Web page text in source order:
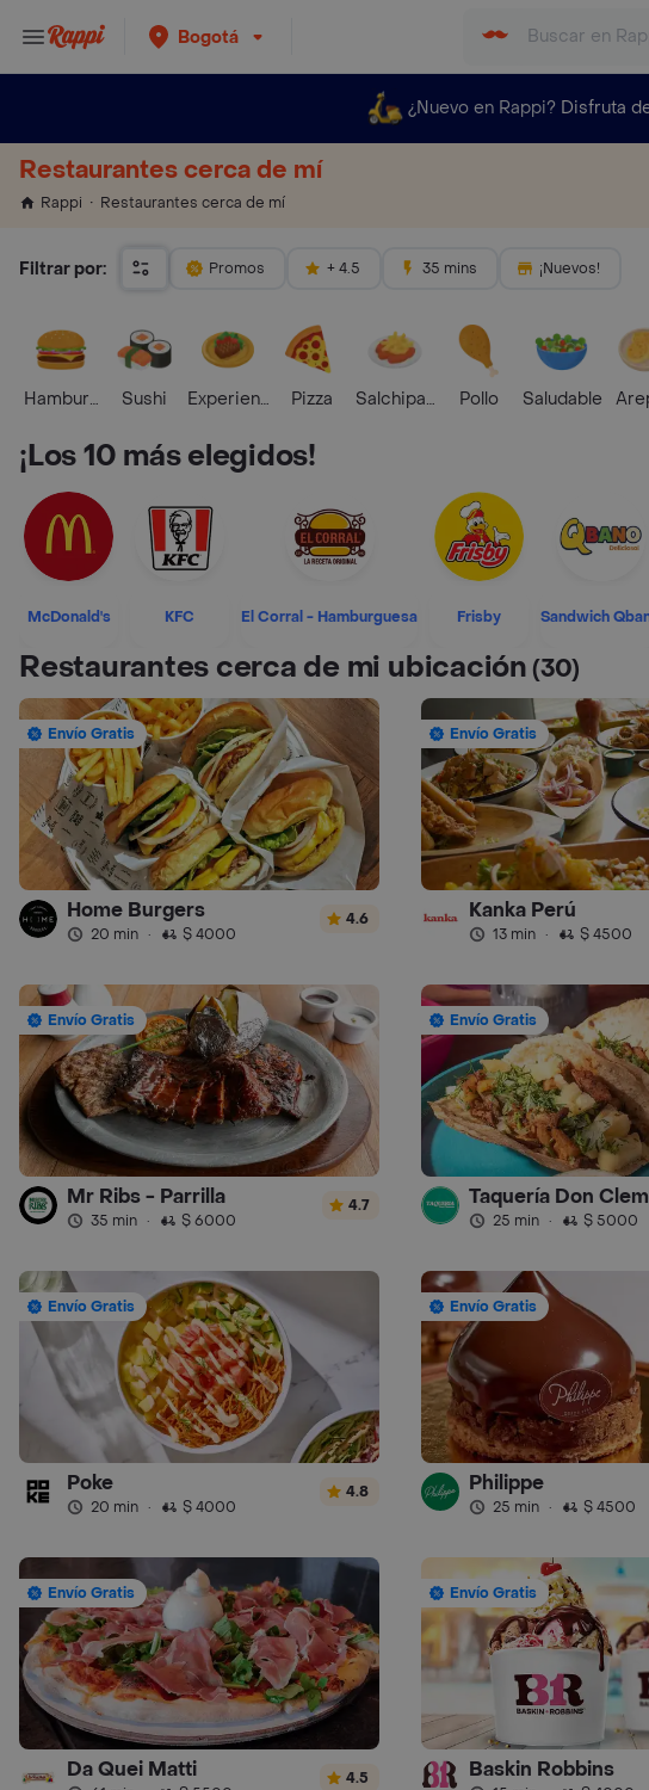
Bogotá
¿Nuevo en Rappi? Disfruta
Restaurantes cerca de mí
Rappi Restaurantes cerca de mí
Filtrar por: Promos + 4.5 35 mins ¡Nuevos!
HamburguesaSushi Experiencias Foodies
Pizza Salchipapas Pollo Saludable
¡Los 10 más elegidos!
McDonald's KFC El Corral - Hamburguesa Frisby Sandwich
Restaurantes cerca de mi ubicación(30)
Envío Gratis
Home Burgers
20 min · $ 4000
4.6
Envío Gratis
Kanka Perú
13 min · $ 4500
Envío Gratis
Mr Ribs - Parrilla
35 min · $ 6000
4.7
Envío Gratis
Taquería Don
25 min · $ 5000
Envío Gratis
Poke
20 min · $ 4000
4.8
Envío Gratis
Philippe
25 min · $ 4500
Envío Gratis
Da Quei Matti 4.5
Envío Gratis
Baskin Robbins